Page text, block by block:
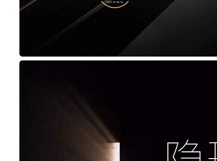
小乐测评 | 博伸MINI酷系列 M22A厨房空调到底实力如